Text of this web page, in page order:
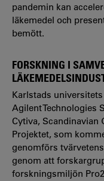
pandemin kan
läkemedel och
bemött.
FORSKNING I
Karlstads
Agilent Technologies
Cytiva, Scandinavian
Projektet, som
genomförs
genom att
forskningsmiljön